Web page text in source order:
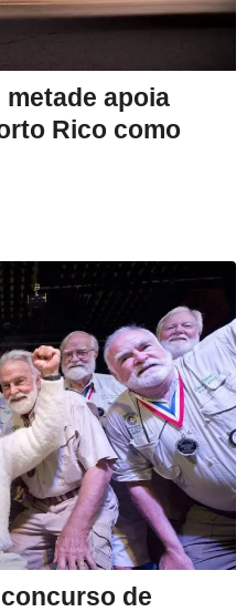
metade apoia
Rico como
de